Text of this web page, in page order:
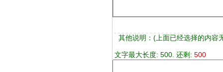
其他说明： (上面已经选择的内容
文字最大长度: 500. 还剩: 500